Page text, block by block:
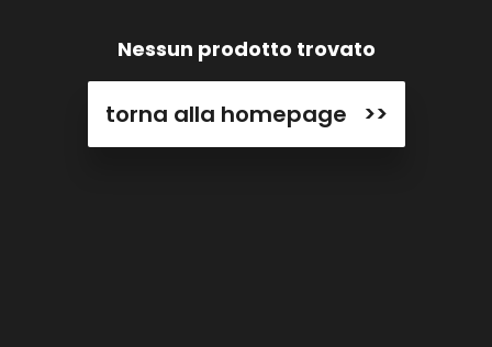
Nessun prodotto trovato
torna alla homepage >>